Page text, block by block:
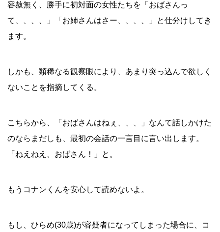
容赦無く、勝手に初対面の女性たちを「おばさんっ
て、、、、」「お姉さんはさー、、、、」と仕分けしてき
ます。
しかも、類稀なる観察眼により、あまり突っ込んで欲しく
ないことを指摘してくる。
こちらから、「おばさんはねぇ、、、」なんて話しかけた
のならまだしも、最初の会話の一言目に言い出します。
「ねえねえ、おばさん！」と。
もうコナンくんを安心して読めないよ。
もし、ひらめ(30歳)が容疑者になってしまった場合に、コ